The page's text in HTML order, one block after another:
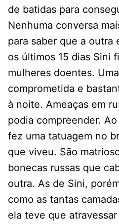
de batidas para
Nenhuma conversa
para saber que a outra
os últimos 15 dias Sini
mulheres doentes.
comprometida e
à noite. Ameaças em
podia compreender.
fez uma tatuagem no
que viveu. São
bonecas russas que
outra. As de Sini,
como as tantas
ela teve que